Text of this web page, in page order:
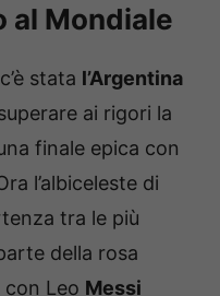
al Mondiale
stata l’Argentina
ai rigori la
finale epica con
l’albiceleste di
tra le più
della rosa
Leo Messi